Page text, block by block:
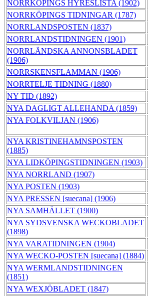
NORRKÖPINGS HYRESLISTA (1902)
NORRKÖPINGS TIDNINGAR (1787)
NORRLANDSPOSTEN (1837)
NORRLANDSTIDNINGEN (1901)
NORRLÄNDSKA ANNONSBLADET
(1906)
NORRSKENSFLAMMAN (1906)
NORRTELJE TIDNING (1880)
NY TID (1892)
NYA DAGLIGT ALLEHANDA (1859)
NYA FOLKVILJAN (1906)
NYA KRISTINEHAMNSPOSTEN
(1885)
NYA LIDKÖPINGSTIDNINGEN (1903)
NYA NORRLAND (1907)
NYA POSTEN (1903)
NYA PRESSEN [suecana] (1906)
NYA SAMHÄLLET (1900)
NYA SYDSVENSKA WECKOBLADET
(1898)
NYA VARATIDNINGEN (1904)
NYA WECKO-POSTEN [suecana] (1884)
NYA WERMLANDSTIDNINGEN
(1851)
NYA WEXJÖBLADET (1847)